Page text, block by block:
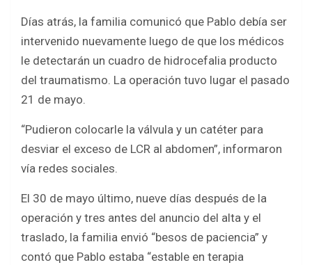
Días atrás, la familia comunicó que Pablo debía ser
intervenido nuevamente luego de que los médicos
le detectarán un cuadro de hidrocefalia producto
del traumatismo. La operación tuvo lugar el pasado
21 de mayo.
“Pudieron colocarle la válvula y un catéter para
desviar el exceso de LCR al abdomen”, informaron
vía redes sociales.
El 30 de mayo último, nueve días después de la
operación y tres antes del anuncio del alta y el
traslado, la familia envió “besos de paciencia” y
contó que Pablo estaba “estable en terapia